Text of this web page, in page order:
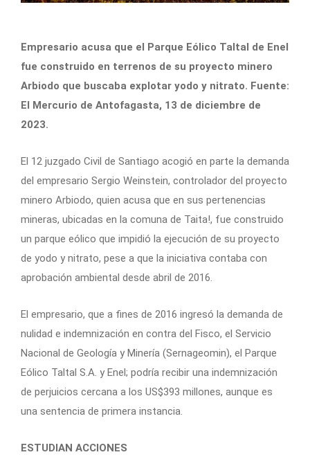
Empresario acusa que el Parque Eólico Taltal de Enel
fue construido en terrenos de su proyecto minero
Arbiodo que buscaba explotar yodo y nitrato. Fuente:
El Mercurio de Antofagasta, 13 de diciembre de
2023.
El 12 juzgado Civil de Santiago acogió en parte la demanda
del empresario Sergio Weinstein, controlador del proyecto
minero Arbiodo, quien acusa que en sus pertenencias
mineras, ubicadas en la comuna de Taita!, fue construido
un parque eólico que impidió la ejecución de su proyecto
de yodo y nitrato, pese a que la iniciativa contaba con
aprobación ambiental desde abril de 2016.
El empresario, que a fines de 2016 ingresó la demanda de
nulidad e indemnización en contra del Fisco, el Servicio
Nacional de Geología y Minería (Sernageomin), el Parque
Eólico Taltal S.A. y Enel; podría recibir una indemnización
de perjuicios cercana a los US$393 millones, aunque es
una sentencia de primera instancia.
ESTUDIAN ACCIONES